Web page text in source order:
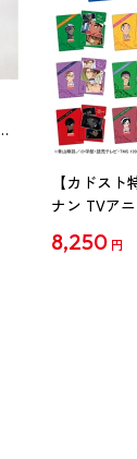
【カドス
ナン TVア
【1BOX】
8,250 円